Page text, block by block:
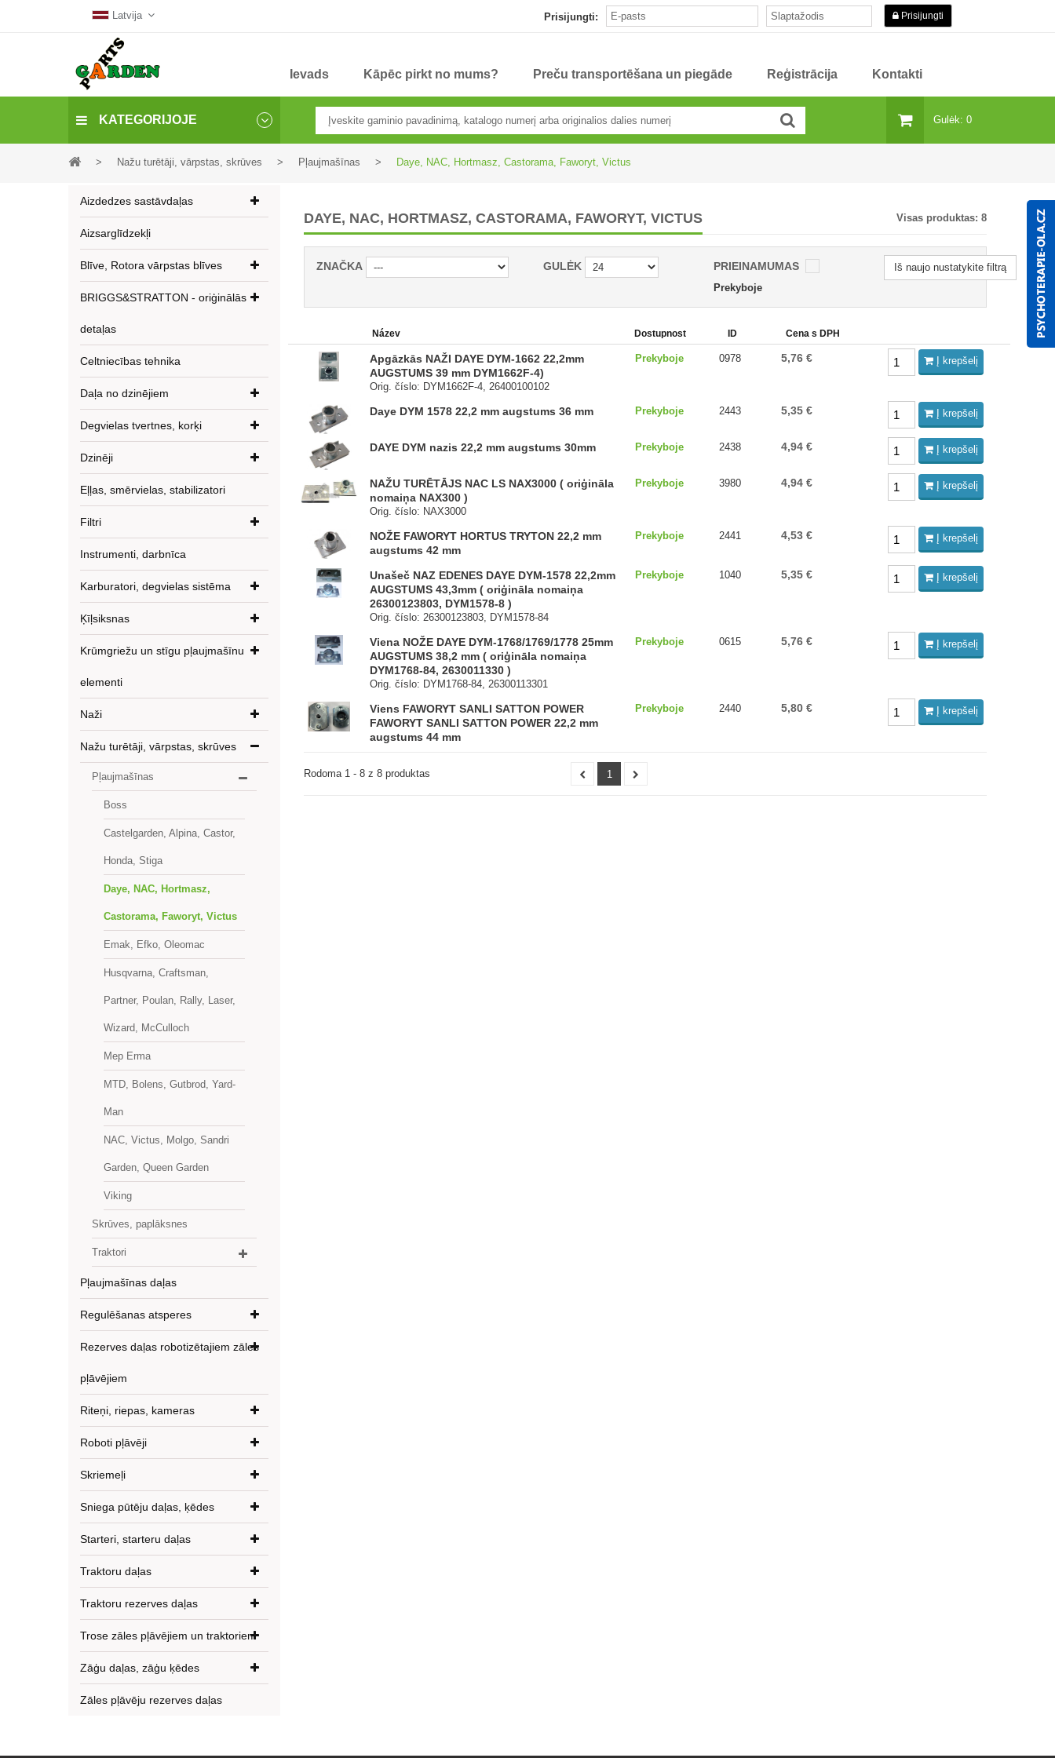
Latvija Prisijungti: Prisijungti
Ievads Kāpēc pirkt no mums? Preču transportēšana un piegāde Reģistrācija Kontakti
KATEGORIJOJE Gulėk: 0
> Nažu turētāji, vārpstas, skrūves > Pļaujmašīnas > Daye, NAC, Hortmasz, Castorama, Faworyt, Victus
Aizdedzes sastāvdaļas
Aizsarglīdzekļi
Blīve, Rotora vārpstas blīves
BRIGGS&STRATTON - oriģinālās
detaļas
Celtniecības tehnika
Daļa no dzinējiem
Degvielas tvertnes, korķi
Dzinēji
Eļļas, smērvielas, stabilizatori
Filtri
Instrumenti, darbnīca
Karburatori, degvielas sistēma
Ķīļsiksnas
Krūmgriežu un stīgu pļaujmašīnu
elementi
Naži
Nažu turētāji, vārpstas, skrūves
Pļaujmašīnas
Boss
Castelgarden, Alpina, Castor,
Honda, Stiga
Daye, NAC, Hortmasz,
Castorama, Faworyt, Victus
Emak, Efko, Oleomac
Husqvarna, Craftsman,
Partner, Poulan, Rally, Laser,
Wizard, McCulloch
Mep Erma
MTD, Bolens, Gutbrod, Yard-
Man
NAC, Victus, Molgo, Sandri
Garden, Queen Garden
Viking
Skrūves, paplāksnes
Traktori
Pļaujmašīnas daļas
Regulēšanas atsperes
Rezerves daļas robotizētajiem zāles
pļāvējiem
Riteņi, riepas, kameras
Roboti pļāvēji
Skriemeļi
Sniega pūtēju daļas, ķēdes
Starteri, starteru daļas
Traktoru daļas
Traktoru rezerves daļas
Trose zāles pļāvējiem un traktoriem
Zāģu daļas, zāģu ķēdes
Zāles pļāvēju rezerves daļas
DAYE, NAC, HORTMASZ, CASTORAMA, FAWORYT, VICTUS Visas produktas: 8
ZNAČKA GULĖK PRIEINAMUMAS
Prekyboje
Iš naujo nustatykite filtrą
Název Dostupnost ID Cena s DPH
Apgāzkās NAŽI DAYE DYM-1662 22,2mm
AUGSTUMS 39 mm DYM1662F-4)
Orig. číslo: DYM1662F-4, 26400100102
Prekyboje 0978 5,76 € Į krepšelį
Daye DYM 1578 22,2 mm augstums 36 mm Prekyboje 2443 5,35 € Į krepšelį
DAYE DYM nazis 22,2 mm augstums 30mm Prekyboje 2438 4,94 € Į krepšelį
NAŽU TURĒTĀJS NAC LS NAX3000 ( oriģināla
nomaiņa NAX300 )
Orig. číslo: NAX3000
Prekyboje 3980 4,94 € Į krepšelį
NOŽE FAWORYT HORTUS TRYTON 22,2 mm
augstums 42 mm
Prekyboje 2441 4,53 € Į krepšelį
Unašeč NAZ EDENES DAYE DYM-1578 22,2mm
AUGSTUMS 43,3mm ( oriģināla nomaiņa
26300123803, DYM1578-8 )
Orig. číslo: 26300123803, DYM1578-84
Prekyboje 1040 5,35 € Į krepšelį
Viena NOŽE DAYE DYM-1768/1769/1778 25mm
AUGSTUMS 38,2 mm ( oriģināla nomaiņa
DYM1768-84, 2630011330 )
Orig. číslo: DYM1768-84, 26300113301
Prekyboje 0615 5,76 € Į krepšelį
Viens FAWORYT SANLI SATTON POWER
FAWORYT SANLI SATTON POWER 22,2 mm
augstums 44 mm
Prekyboje 2440 5,80 € Į krepšelį
1
Rodoma 1 - 8 z 8 produktas